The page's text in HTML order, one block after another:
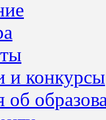
и конкурсы
об